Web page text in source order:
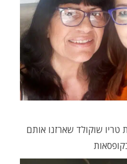
טריו שוקולד שארזנו אותם